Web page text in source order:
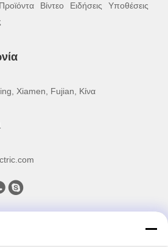
Προϊόντα Βίντεο Ειδήσεις
Υποθέσεις
Xiamen, Fujian, Κίνα
μας δελτίο για εκπτώσεις και